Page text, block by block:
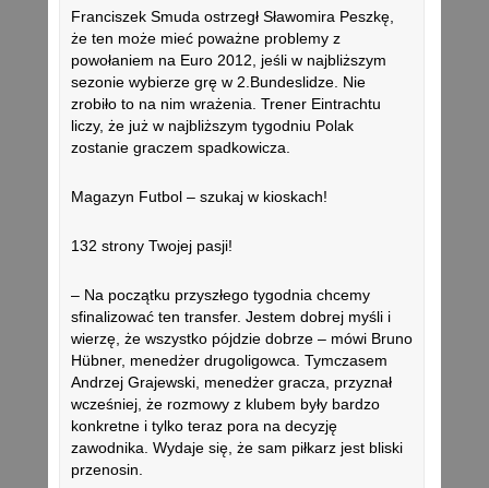
Franciszek Smuda ostrzegł Sławomira Peszkę,
że ten może mieć poważne problemy z
powołaniem na Euro 2012, jeśli w najbliższym
sezonie wybierze grę w 2.Bundeslidze. Nie
zrobiło to na nim wrażenia. Trener Eintrachtu
liczy, że już w najbliższym tygodniu Polak
zostanie graczem spadkowicza.
Magazyn Futbol – szukaj w kioskach!
132 strony Twojej pasji!
– Na początku przyszłego tygodnia chcemy
sfinalizować ten transfer. Jestem dobrej myśli i
wierzę, że wszystko pójdzie dobrze – mówi Bruno
Hübner, menedżer drugoligowca. Tymczasem
Andrzej Grajewski, menedżer gracza, przyznał
wcześniej, że rozmowy z klubem były bardzo
konkretne i tylko teraz pora na decyzję
zawodnika. Wydaje się, że sam piłkarz jest bliski
przenosin.